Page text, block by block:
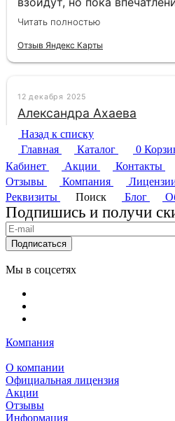
Назад к списку
Главная
Каталог 0
Кабинет
Акции Контакты
Отзывы
Компания
Реквизиты
Поиск Блог
Подпишись и получи
Подписаться
Мы в соцсетях
Компания
О компании
Официальная лицензия
Акции
Отзывы
Информация